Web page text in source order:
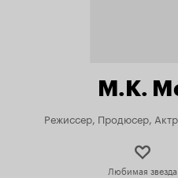
M.K.
Режиссер, Продюсер,
Любимая звезда